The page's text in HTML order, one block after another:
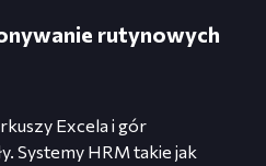
rutynowych
Excela i gór
Systemy HRM takie jak